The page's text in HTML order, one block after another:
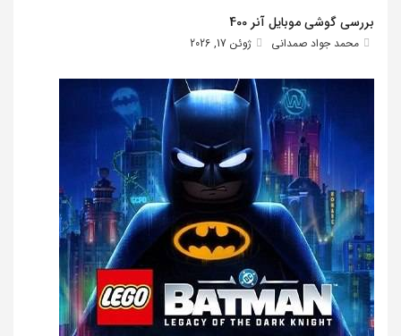
بررسی گوشی موبایل آنر 400
محمد جواد صمدانی ژوئن 17, 2026